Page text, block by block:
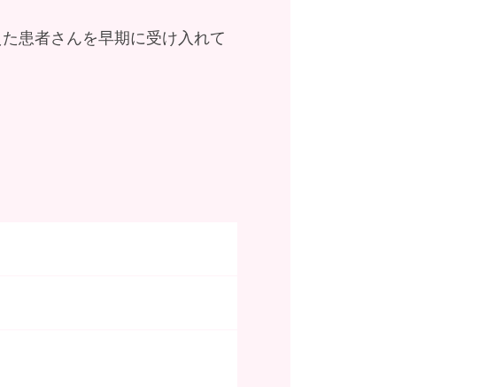
患者さんを早期に受け入れて